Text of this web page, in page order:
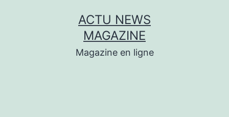
ACTU NEWS
MAGAZINE
Magazine en ligne